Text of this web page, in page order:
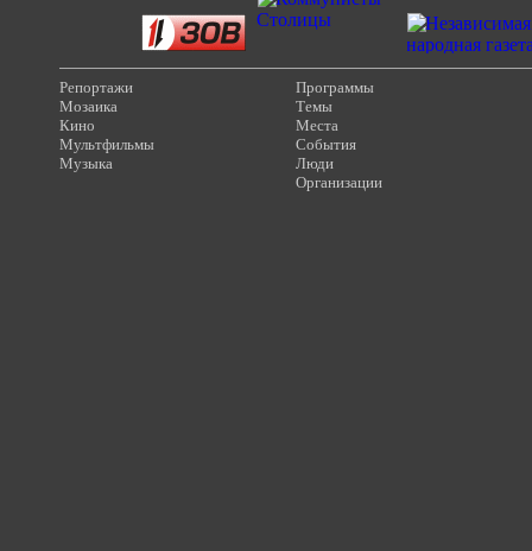
Репортажи
Мозаика
Кино
Мультфильмы
Музыка
Программы
Темы
Места
События
Люди
Организации